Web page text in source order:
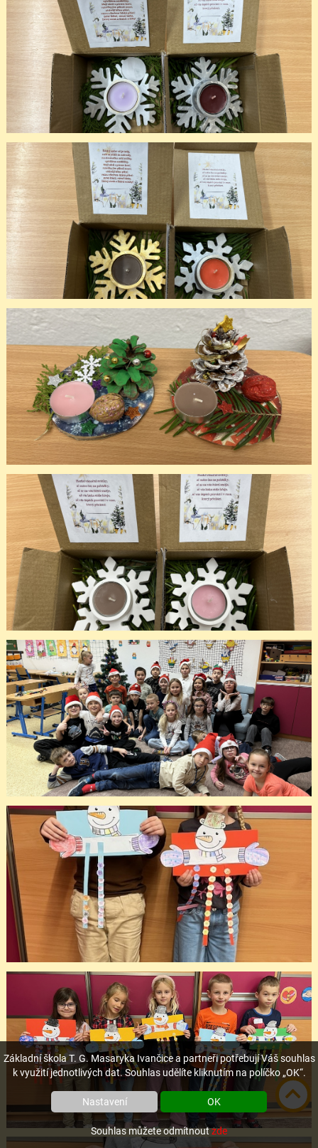
Základní škola T. G. Masaryka Ivančice a partneři potřebují Váš souhlas
k využití jednotlivých dat. Souhlas udělíte kliknutím na políčko „OK“.
Nastavení OK
Souhlas můžete odmítnoutzde